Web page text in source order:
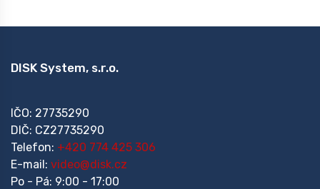
DISK System, s.r.o.
IČO: 27735290
DIČ: CZ27735290
Telefon: +420 774 425 306
E-mail: video@disk.cz
Po - Pá: 9:00 - 17:00